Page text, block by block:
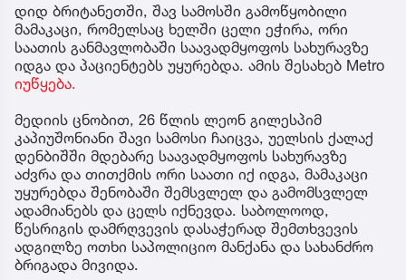
დიდ ბრიტანეთში, შავ სამოსში გამოწყობილი
მამაკაცი, რომელსაც ხელში ცელი ეჭირა, ორი
საათის განმავლობაში საავადმყოფოს სახურავზე
იდგა და პაციენტებს უყურებდა. ამის შესახებ Metro
იუწყება.
მედიის ცნობით, 26 წლის ლეონ გილესპიმ
კაპიუშონიანი შავი სამოსი ჩაიცვა, უელსის ქალაქ
დენბიშში მდებარე საავადმყოფოს სახურავზე
აძვრა და თითქმის ორი საათი იქ იდგა, მამაკაცი
უყურებდა შენობაში შემსვლელ და გამომსვლელ
ადამიანებს და ცელს იქნევდა. საბოლოოდ,
წესრიგის დამრღვევის დასაჭერად შემთხვევის
ადგილზე ოთხი საპოლიციო მანქანა და სახანძრო
ბრიგადა მივიდა.